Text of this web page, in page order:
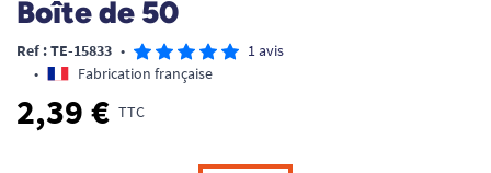
Boîte de 50
Ref : TE-15833 •
1 avis
•
Fabrication française
2,39 € TTC